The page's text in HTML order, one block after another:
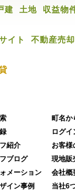
建 土地 収益物
イト
不動産売
町名か
ログイ
紹介
お客様
ブログ
現地販
メーション
会社概
イン事例 当社6